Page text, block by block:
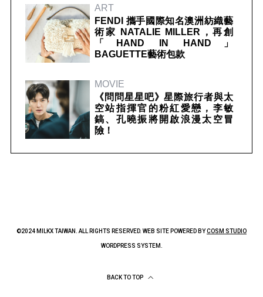
ART
FENDI 攜手國際知名澳洲紡織藝
術家 NATALIE MILLER，再創
「HAND IN HAND」
BAGUETTE藝術包款
MOVIE
《問問星星吧》星際旅行者與太
空站指揮官的粉紅愛戀，李敏
鎬、孔曉振將開啟浪漫太空冒
險！
©2024 MILKX TAIWAN. ALL RIGHTS RESERVED. WEB SITE POWERED BYCOSM STUDIO
WORDPRESS SYSTEM.
BACK TO TOP